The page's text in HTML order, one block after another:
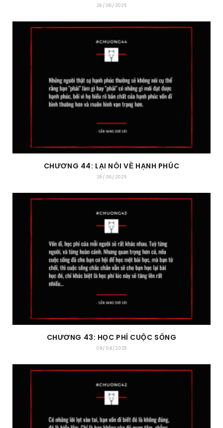
29/06/2025
CHƯƠNG 44: LẠI NÓI VỀ HẠNH PHÚC
29/06/2025
CHƯƠNG 43: HỌC PHÍ CUỘC SỐNG
09/04/2025